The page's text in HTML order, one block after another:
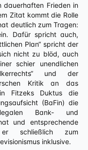
dauerhaften Frieden in
Zitat kommt die Rolle
deutlich zum Tragen:
Dafür spricht auch,
Plan“ spricht der
nicht zu blöd, auch
schier unendlichen
und der
Kritik an das
Fitzeks Duktus die
(BaFin) die
Bank- und
und entsprechende
schließlich zum
inklusive.